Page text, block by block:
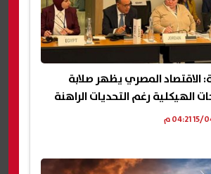
الاقتصاد المصري يظهر صلابة
الهيكلية رغم التحديات الراهنة